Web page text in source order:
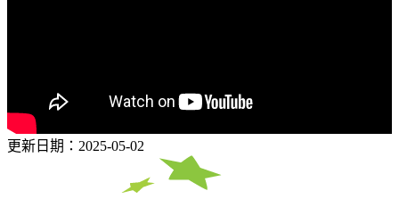
更新日期：2025-05-02